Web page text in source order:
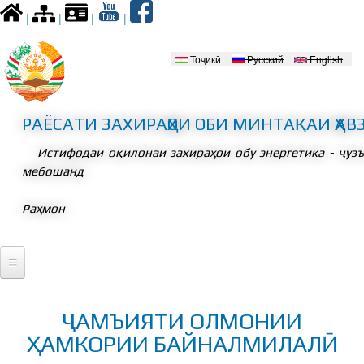
Skip to
main
| | | |
Забонҳо
Тоҷикӣ Русский English
РАЁСАТИ ЗАХИРАҲОИ ОБИ МИНТАҚАИ
Истифодаи оқилонаи захираҳои обу энергетика -
мебошанд
Раҳмон
Президент
Вохӯриҳо
ҶАМЪИЯТИ ОЛМОНИИ
ҲАМКОРИИ БАЙНАЛМИЛАЛӢ